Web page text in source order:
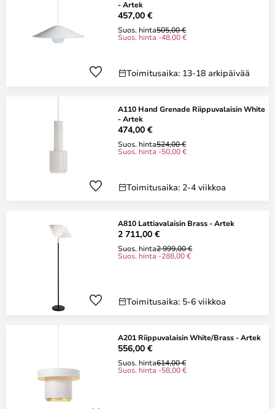
- Artek
457,00 €
Suos. hinta505,00 €
Suos. hinta -48,00 €
Toimitusaika: 13-18 arkipäivää
A110 Hand Grenade Riippuvalaisin White
- Artek
474,00 €
Suos. hinta524,00 €
Suos. hinta -50,00 €
Toimitusaika: 2-4 viikkoa
A810 Lattiavalaisin Brass - Artek
2 711,00 €
Suos. hinta2 999,00 €
Suos. hinta -288,00 €
Toimitusaika: 5-6 viikkoa
A201 Riippuvalaisin White/Brass - Artek
556,00 €
Suos. hinta614,00 €
Suos. hinta -58,00 €